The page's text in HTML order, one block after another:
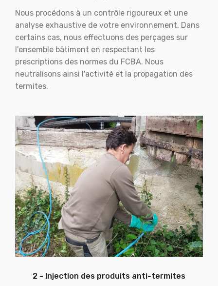
Nous procédons à un contrôle rigoureux et une
analyse exhaustive de votre environnement. Dans
certains cas, nous effectuons des perçages sur
l'ensemble bâtiment en respectant les
prescriptions des normes du FCBA. Nous
neutralisons ainsi l'activité et la propagation des
termites.
2 - Injection des produits anti-termites